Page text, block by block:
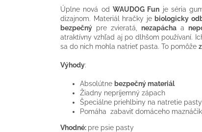
Úplne nová odWAUDOG Fun je séria
dizajnom. Materiál hračky jebiologicky
bezpečný pre zvieratá,nezapácha a
atraktívny vzhľad aj po dlhšom používaní.
sa do nich mohla natrieť pasta. To pomôže
Výhody:
Absolútne bezpečný materiál
Žiadny nepríjemný zápach
Špeciálne priehlbiny na natretie pasty
Pomáha zabaviť domáceho
Vhodné: pre psie pasty